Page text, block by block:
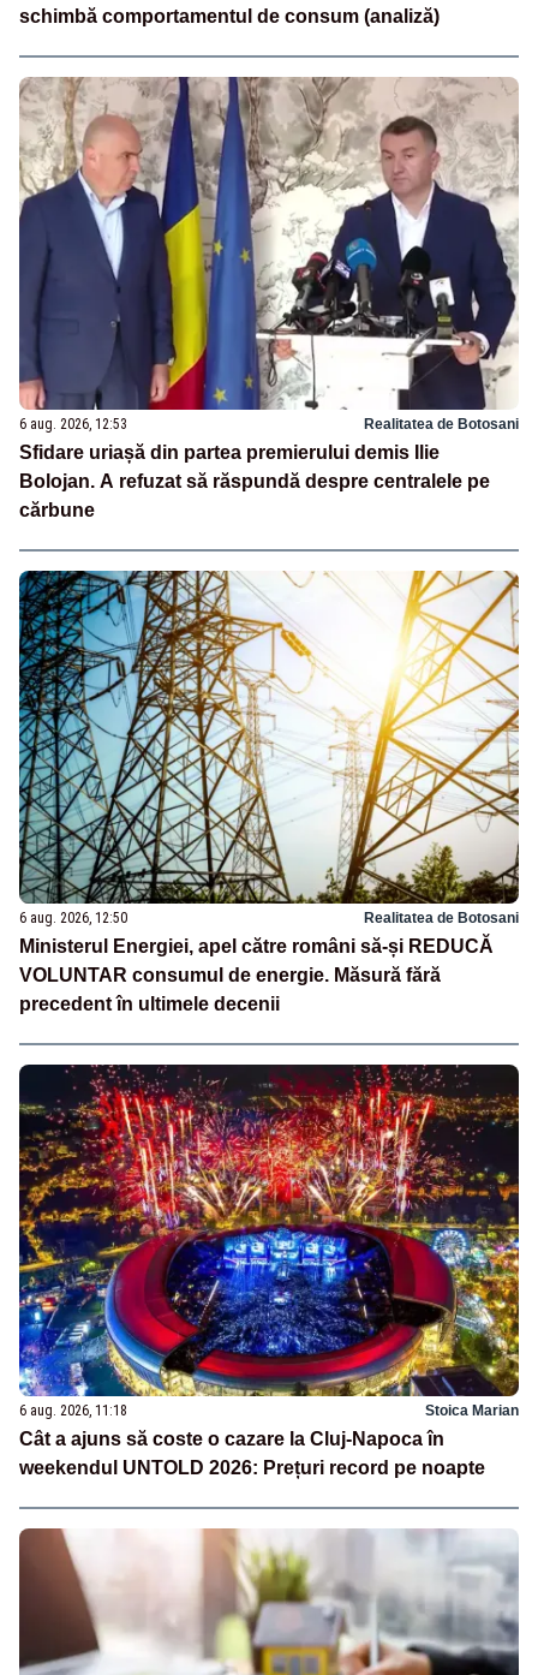
schimbă comportamentul de consum (analiză)
6 aug. 2026, 12:53 Realitatea de Botosani
Sfidare uriașă din partea premierului demis Ilie
Bolojan. A refuzat să răspundă despre centralele pe
cărbune
6 aug. 2026, 12:50 Realitatea de Botosani
Ministerul Energiei, apel către români să-și REDUCĂ
VOLUNTAR consumul de energie. Măsură fără
precedent în ultimele decenii
6 aug. 2026, 11:18 Stoica Marian
Cât a ajuns să coste o cazare la Cluj-Napoca în
weekendul UNTOLD 2026: Prețuri record pe noapte